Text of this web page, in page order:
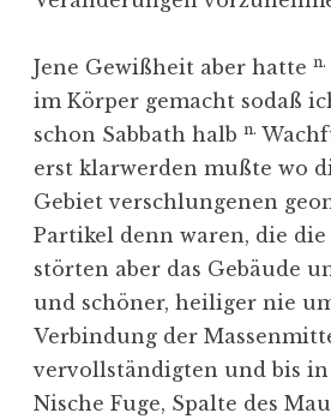
Jene Gewißheit aber hatte n.
im Körper gemacht sodaß
schon Sabbath halb n.
erst klarwerden mußte wo
Gebiet verschlungenen
Partikel denn waren, die
störten aber das Gebäude
und schöner, heiliger nie
Verbindung der
vervollständigten und bis
Nische Fuge, Spalte des